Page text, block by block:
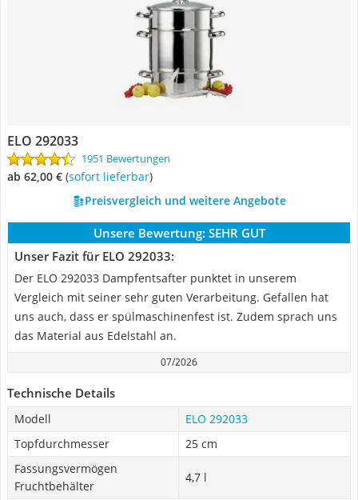
ELO 292033
1951 Bewertungen
ab 62,00 € ( Sofort lieferbar)
Preisvergleich und weitere Angebote
Unsere Bewertung: SEHR GUT
Unser Fazit für ELO 292033:
Der ELO 292033 Dampfentsafter punktet in unserem
Vergleich mit seiner sehr guten Verarbeitung. Gefallen hat
uns auch, dass er spülmaschinenfest ist. Zudem sprach uns
das Material aus Edelstahl an.
07/2026
Technische Details
Modell
ELO 292033
Topfdurchmesser
25 cm
Fassungsvermögen
Fruchtbehälter
4,7 l